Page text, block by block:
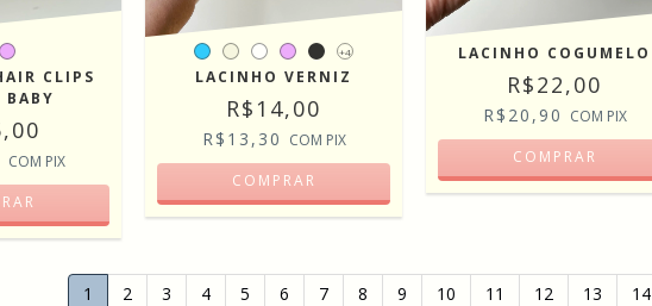
CLIPS
BABY
COM PIX
+4
LACINHO VERNIZ
R$14,00
R$13,30 COM PIX
COMPRAR
LACINHO COGUMELO
R$22,00
R$20,90 COM PIX
COMPRAR
1 2 3 4 5 6 7 8 9 10 11 12 13 14